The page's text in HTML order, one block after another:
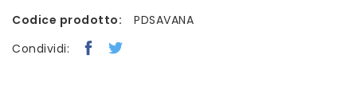
Codice prodotto:
PDSAVANA
Condividi: